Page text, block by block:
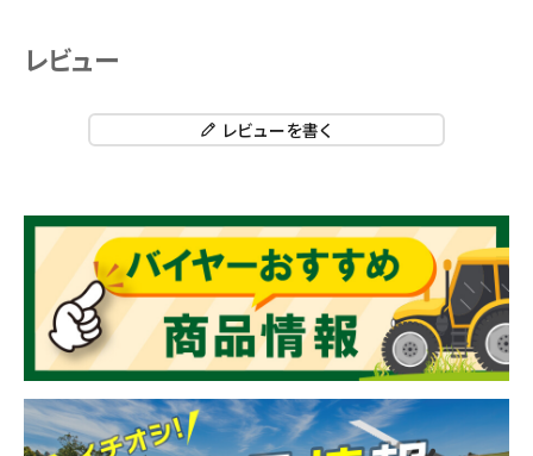
レビュー
レビューを書く